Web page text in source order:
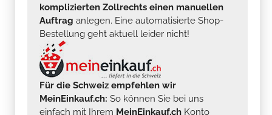
komplizierten Zollrechts einen manuellen
Auftrag anlegen. Eine automatisierte Shop-
Bestellung geht aktuell leider nicht!
Für die Schweiz empfehlen wir
MeinEinkauf.ch: So können Sie bei uns
einfach mit Ihrem MeinEinkauf.ch Konto